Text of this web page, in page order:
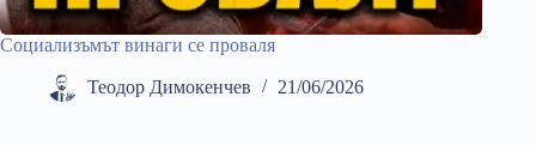
Социализъмът винаги се проваля
Теодор Димокенчев 21/06/2026